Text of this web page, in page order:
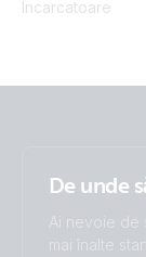
Incarcatoare
De unde
Ai nevoie de
mai înalte